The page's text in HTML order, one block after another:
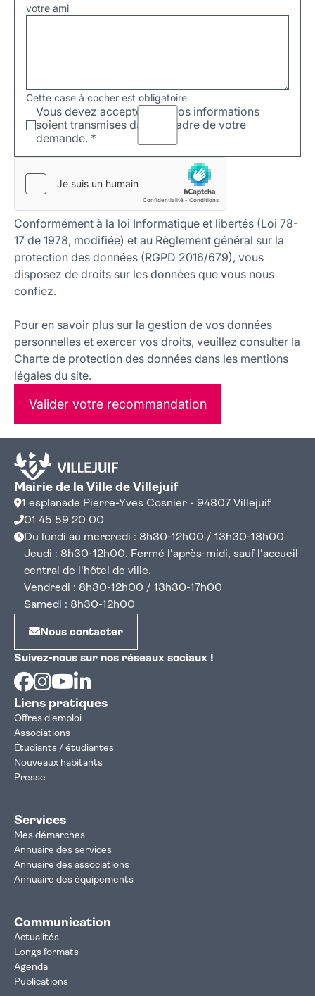
votre ami
Cette case à cocher est obligatoire
Vous devez accepter que vos informations
soient transmises dans le cadre de votre
demande. *
Conformément à la loi Informatique et libertés (Loi 78-
17 de 1978, modifiée) et au Règlement général sur la
protection des données (RGPD 2016/679), vous
disposez de droits sur les données que vous nous
confiez.
Pour en savoir plus sur la gestion de vos données
personnelles et exercer vos droits, veuillez consulter la
Charte de protection des données dans les mentions
légales du site.
Valider votre recommandation
Mairie de la Ville de Villejuif
1 esplanade Pierre-Yves Cosnier - 94807 Villejuif
01 45 59 20 00
Du lundi au mercredi : 8h30-12h00 / 13h30-18h00
Jeudi : 8h30-12h00. Fermé l'après-midi, sauf l'accueil
central de l'hôtel de ville.
Vendredi : 8h30-12h00 / 13h30-17h00
Samedi : 8h30-12h00
Nous contacter
Suivez-nous sur nos réseaux sociaux !
Facebook
Instagram
Youtube
Liens pratiques
Offres d'emploi
Associations
Étudiants / étudiantes
Nouveaux habitants
Presse
Services
Mes démarches
Annuaire des services
Annuaire des associations
Annuaire des équipements
Communication
Actualités
Longs formats
Agenda
Publications